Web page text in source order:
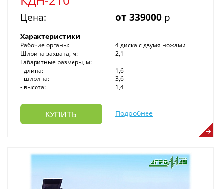
Цена: от 339000 р
Характеристики
Рабочие органы:
4 диска с двумя ножами
Ширина захвата, м:
2,1
Габаритные размеры, м:
- длина:
1,6
- ширина:
3,6
- высота:
1,4
КУПИТЬ Подробнее